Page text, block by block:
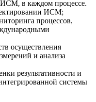
ИСМ, в каждом процессе.
ИСМ;
процессов,
осуществления
и анализа
результативности и
системы